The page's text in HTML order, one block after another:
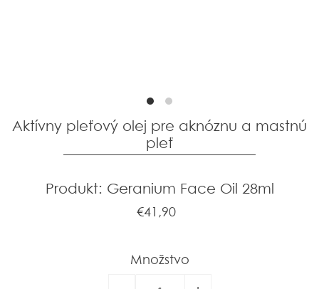
Aktívny pleťový olej pre aknóznu a mastnú
pleť
Produkt: Geranium Face Oil 28ml
€41,90
Množstvo